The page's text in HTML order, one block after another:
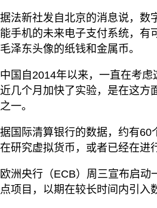
据法新社发自北京的消息说，数
能手机的未来电子支付系统，有
毛泽东头像的纸钱和金属币。
中国自2014年以来，一直在考虑
近几个月加快了实验，是在这方
之一。
据国际清算银行的数据，约有60
在研究虚拟货币，或者已经在进
欧洲央行（ECB）周三宣布启动
点项目，以期在较长时间内引入